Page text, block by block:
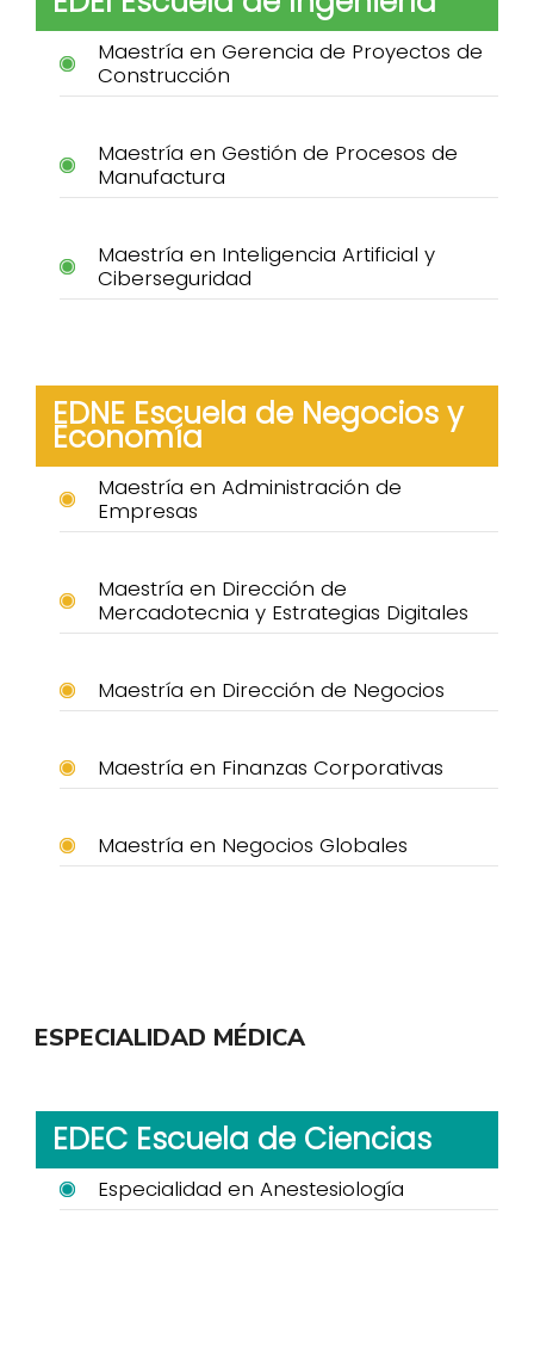
Maestría en Gerencia de Proyectos de
Construcción
Maestría en Gestión de Procesos de
Manufactura
Maestría en Inteligencia Artificial y
Ciberseguridad
EDNE Escuela de Negocios y
Economía
Maestría en Administración de
Empresas
Maestría en Dirección de
Mercadotecnia y Estrategias Digitales
Maestría en Dirección de Negocios
Maestría en Finanzas Corporativas
Maestría en Negocios Globales
ESPECIALIDAD MÉDICA
EDEC Escuela de Ciencias
Especialidad en Anestesiología